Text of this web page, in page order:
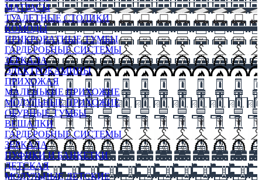
МАТРАСЫ
ТУАЛЕТНЫЕ СТОЛИКИ
КОМОДЫ
ПРИКРОВАТНЫЕ ТУМБЫ
ГАРДЕРОБНЫЕ СИСТЕМЫ
ЗЕРКАЛА
ЭЛЕКТРОКАМИНЫ
ПРИХОЖАЯ
МАЛЕНЬКИЕ ПРИХОЖИЕ
МОДУЛЬНЫЕ ПРИХОЖИЕ
ОБУВНЫЕ ТУМБЫ
ВЕШАЛКИ
ГАРДЕРОБНЫЕ СИСТЕМЫ
ЗЕРКАЛА
ПУФИКИ И БАНКЕТКИ
ДЕТСКАЯ
МОДУЛЬНЫЕ ДЕТСКИЕ